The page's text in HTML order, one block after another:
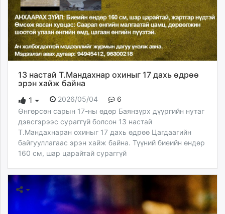
13 настай Т.Мандахнар охиныг 17 дахь өдрөө
эрэн хайж байна
1
2026/05/04
6
Өнгөрсөн сарын 17-ны өдөр Баянзүрх дүүргийн нутаг
дэвсгэрээс сураггүй болсон 13 настай
Т.Мандахнаран охиныг 17 дахь өдрөө Цагдаагийн
байгууллагаас эрэн хайж байна. Түүний биеийн өндөр
160 см, шар царайтай сураггүй